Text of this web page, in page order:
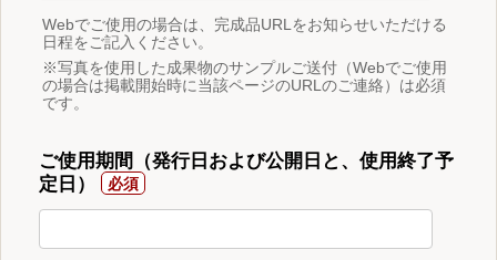
Webでご使用の場合は、完成品URLをお知らせいただける
日程をご記入ください。
※写真を使用した成果物のサンプルご送付（Webでご使用
の場合は掲載開始時に当該ページのURLのご連絡）は必須
です。
ご使用期間（発行日および公開日と、使用終了予
定日）